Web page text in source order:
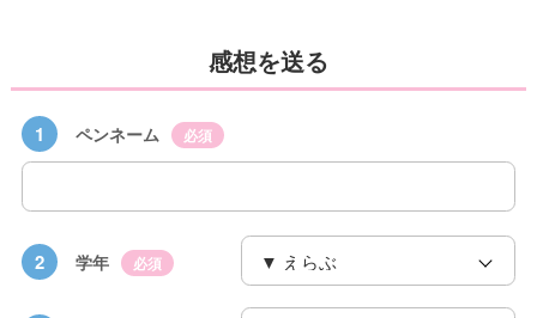
感想を送る
1 ペンネーム 必須
2 学年 必須